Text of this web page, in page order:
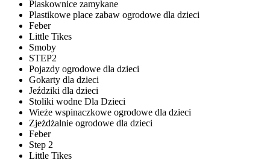
Piaskownice zamykane
Plastikowe place zabaw ogrodowe dla dzieci
Feber
Little Tikes
Smoby
STEP2
Pojazdy ogrodowe dla dzieci
Gokarty dla dzieci
Jeździki dla dzieci
Stoliki wodne Dla Dzieci
Wieże wspinaczkowe ogrodowe dla dzieci
Zjeżdżalnie ogrodowe dla dzieci
Feber
Step 2
Little Tikes